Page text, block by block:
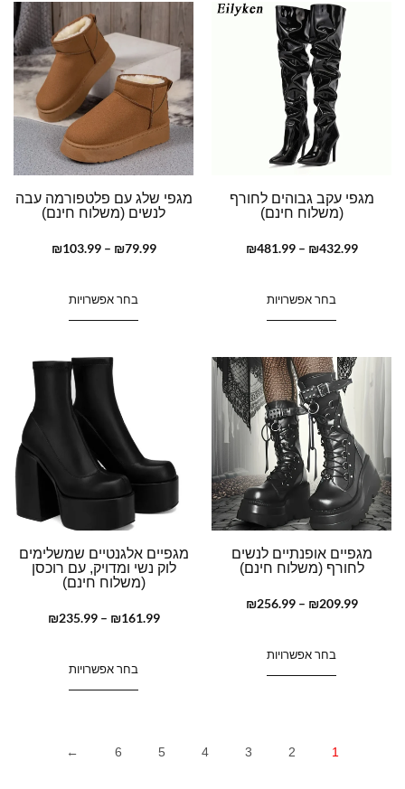
מגפי עקב גבוהים לחורף
(משלוח חינם)
₪432.99
–
₪481.99
בחר אפשרויות
מגפי שלג עם פלטפורמה עבה
לנשים (משלוח חינם)
₪79.99
–
₪103.99
בחר אפשרויות
מגפיים אופנתיים לנשים
לחורף (משלוח חינם)
₪209.99
–
₪256.99
בחר אפשרויות
מגפיים אלגנטיים שמשלימים
לוק נשי ומדויק, עם רוכסן
(משלוח חינם)
₪161.99
–
₪235.99
בחר אפשרויות
1
2
3
4
5
6
←